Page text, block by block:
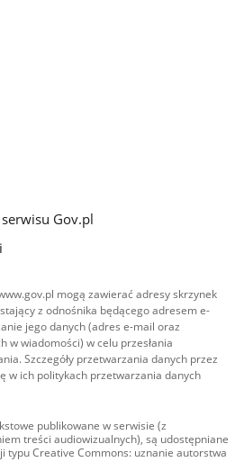
Gov.pl
mogą zawierać adresy skrzynek
z odnośnika będącego adresem e-
jego danych (adres e-mail oraz
w wiadomości) w celu przesłania
Szczegóły przetwarzania danych przez
w ich politykach przetwarzania danych
publikowane w serwisie (z
treści audiowizualnych), są udostępniane
typu Creative Commons: uznanie autorstwa